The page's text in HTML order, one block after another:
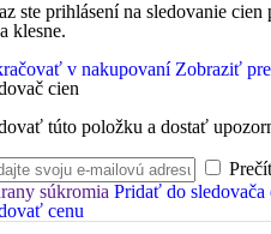
ste prihlásení na sledovanie
klesne.
v nakupovaní Zobraziť
cien
túto položku a dostať
súkromia Pridať do sledovača
cenu